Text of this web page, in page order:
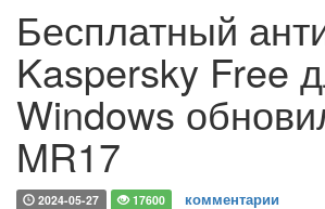
Бесплатный
Kaspersky Free
Windows
MR17
2024-05-27 17600 комментарии